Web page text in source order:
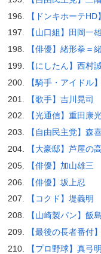
【ドンキホーテ
【山口組】田岡一
【俳優】緒形拳＝
【にしたん】西村
【騎手・アイドル
【歌手】吉川晃司
【光通信】重田康
【自由民主党】森
【大豪邸】芦屋の
【俳優】加山雄三
【俳優】坂上忍
【コクド】堤義明
【山崎製パン】飯
【最後の長者番付
【プロ野球】真弓